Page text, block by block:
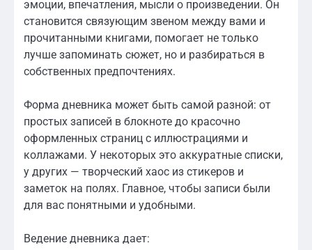
эмоции, впечатления, мысли о произведении. Он
становится связующим звеном между вами и
прочитанными книгами, помогает не только
лучше запоминать сюжет, но и разбираться в
собственных предпочтениях.
Форма дневника может быть самой разной: от
простых записей в блокноте до красочно
оформленных страниц с иллюстрациями и
коллажами. У некоторых это аккуратные списки,
у других — творческий хаос из стикеров и
заметок на полях. Главное, чтобы записи были
для вас понятными и удобными.
Ведение дневника дает: